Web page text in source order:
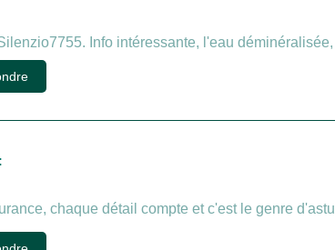
Info intéressante, l'eau
chaque détail compte et c'est le genre